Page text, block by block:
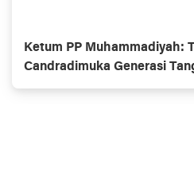
Ketum PP Muhammadiyah:
Candradimuka Generasi